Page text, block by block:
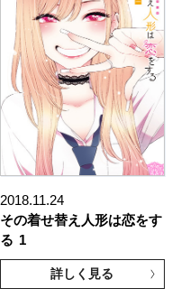
2018.11.24
その着せ替え人形は恋をす
る 1
詳しく見る